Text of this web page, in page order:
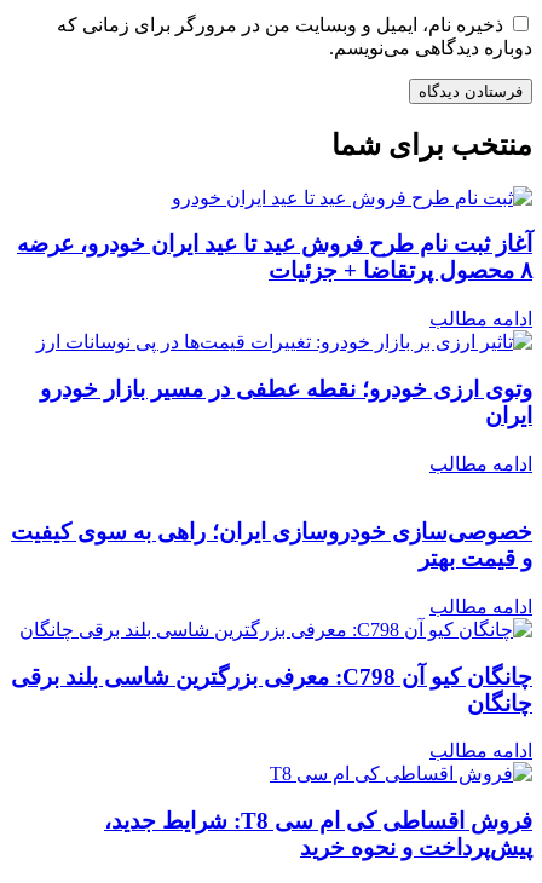
ذخیره نام، ایمیل و وبسایت من در مرورگر برای زمانی که
دوباره دیدگاهی می‌نویسم.
منتخب برای شما
آغاز ثبت نام طرح فروش عید تا عید ایران خودرو، عرضه
۸ محصول پرتقاضا + جزئیات
ادامه مطالب
وتوی ارزی خودرو؛ نقطه عطفی در مسیر بازار خودرو
ایران
ادامه مطالب
خصوصی‌سازی خودروسازی ایران؛ راهی به سوی کیفیت
و قیمت بهتر
ادامه مطالب
چانگان کیو آن C798: معرفی بزرگترین شاسی بلند برقی
چانگان
ادامه مطالب
فروش اقساطی کی ام سی T8: شرایط جدید،
پیش‌پرداخت و نحوه خرید